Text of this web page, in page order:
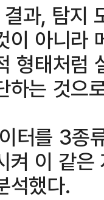
과, 탐지
이 아니라
형태처럼
하는 것으
터를 3종
켜 이 같
석했다.